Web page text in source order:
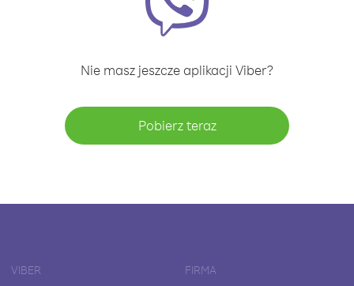
Nie masz jeszcze aplikacji Viber?
Pobierz teraz
VIBER FIRMA